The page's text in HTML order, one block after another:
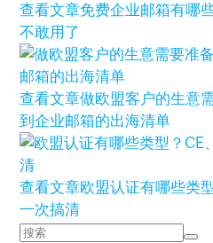
查看文章免费企业邮箱有哪
不敢用了
查看文章做欧盟客户的生意
到企业邮箱的出海清单
查看文章欧盟认证有哪些类
一次搞清